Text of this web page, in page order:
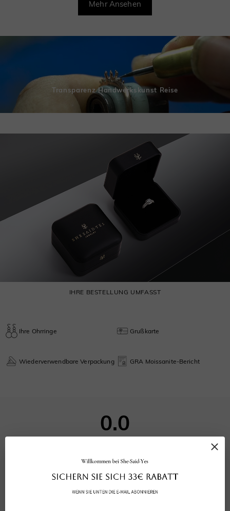
Mehr Ansehen
Transparenz Handwerkskunst Reise
IHRE BESTELLUNG UMFASST
Ihre Ohrringe Grußkarte
Wiederverwendbare Verpackung GRA Moissanite-Bericht
0.0
0 bewertungen
Bewertung abgeben Eine Frage stellen